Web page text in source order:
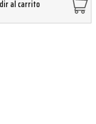
al carrito